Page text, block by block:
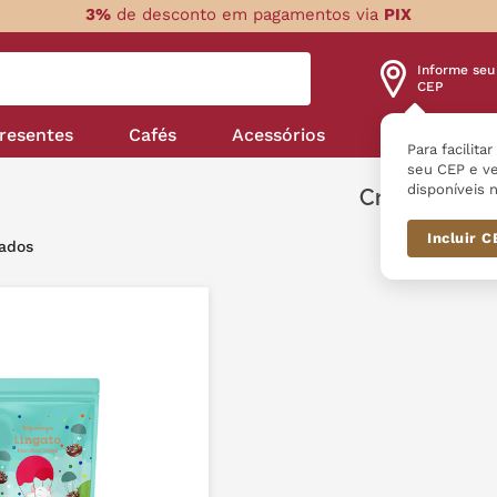
3% de desconto em pagamentos via PIX
Informe seu
CEP
Para
seu CEP e
disponíveis
Incluir
Cafés Acessórios
Crianças